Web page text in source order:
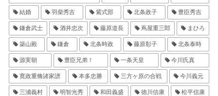
結婚 羽柴秀吉 紫式部 北条政子 豊臣秀吉
鎌倉武士 酒井忠次 藤原道長 蔦屋重三郎 まひろ
築山殿 鎌倉 北条時政 藤原彰子 北条泰時
源実朝 豊臣兄弟！ 一条天皇 今川氏真
寛政重脩諸家譜 本多忠勝 三方ヶ原の合戦 今川義元
三浦義村 明智光秀 和田義盛 徳川信康 松平信康